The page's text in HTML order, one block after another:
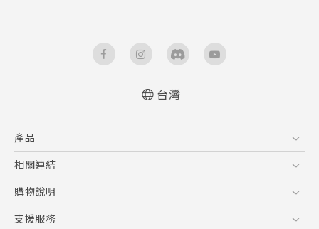
台灣
產品
5G
智慧型手機
配件
相關連結
HTC Research
購物說明
購物須知
支援服務